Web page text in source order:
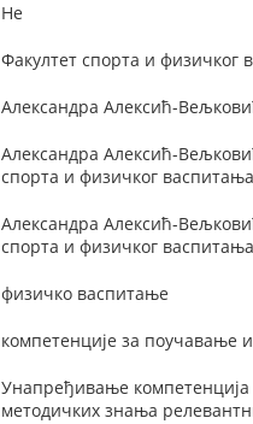
Не
Факултет спорта и физичког
Александра Алексић-
Александра Алексић-
спорта и физичког
Александра Алексић-
спорта и физичког
физичко васпитање
компетенције за поучавање
Унапређивање компетенција
методичких знања